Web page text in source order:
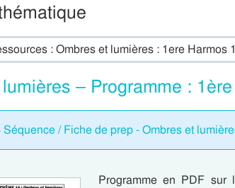
: Ombres et lumières : 1ere Harmos
– Programme :
Séquence / Fiche de prep - Ombres et
Programme en PDF sur